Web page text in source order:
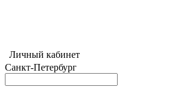
Личный кабинет
Санкт-Петербург